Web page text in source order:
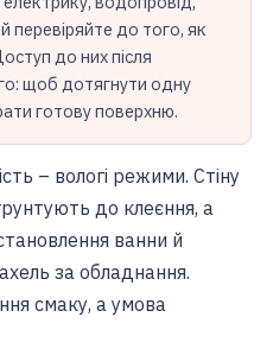
перевіряйте до того, як
до них після
щоб дотягнути одну
готову поверхню.
– вологі режими. Стіну
до клеєння, а
ванни й
за обладнання.
смаку, а умова